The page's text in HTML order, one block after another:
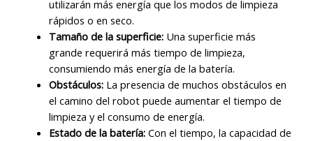
utilizarán más energía que los modos de limpieza
rápidos o en seco.
Tamaño de la superficie: Una superficie más
grande requerirá más tiempo de limpieza,
consumiendo más energía de la batería.
Obstáculos: La presencia de muchos obstáculos en
el camino del robot puede aumentar el tiempo de
limpieza y el consumo de energía.
Estado de la batería: Con el tiempo, la capacidad de